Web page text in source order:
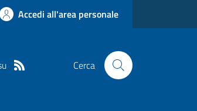
Accedi all'area personale
Cerca